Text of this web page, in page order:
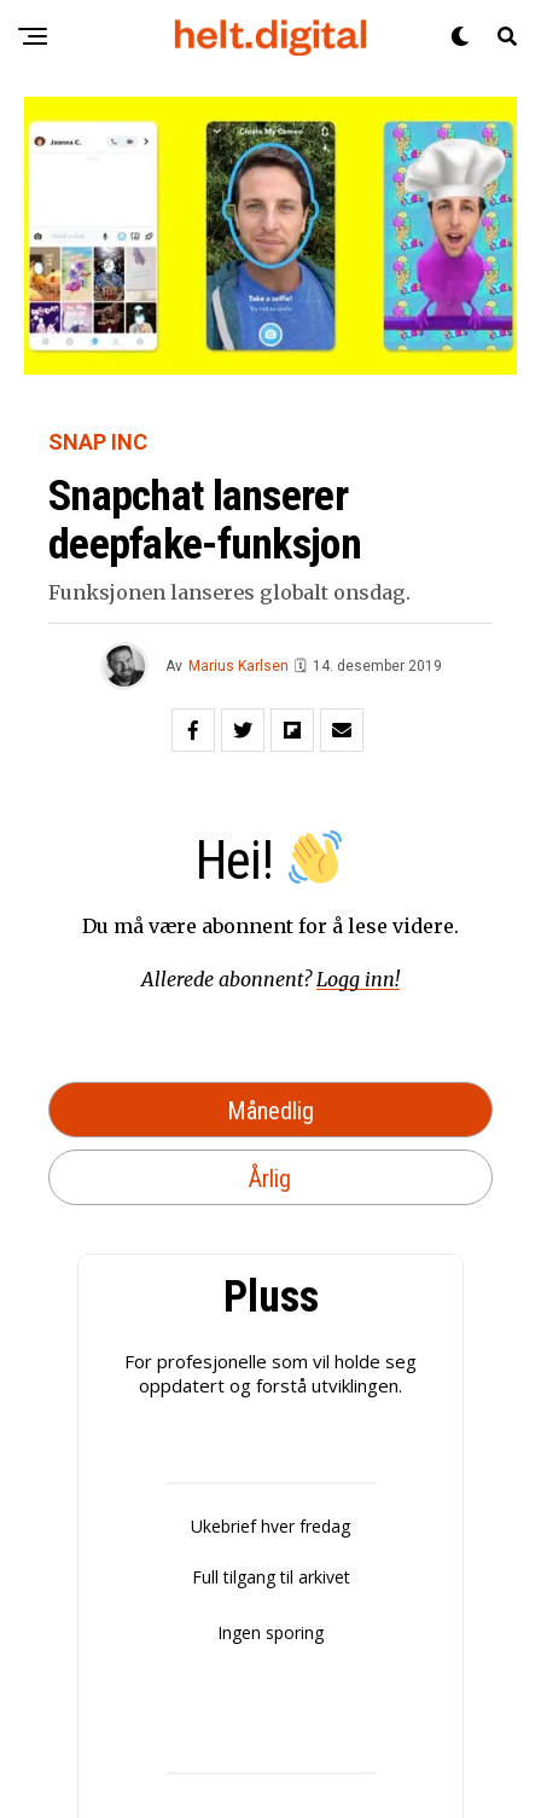
SNAP INC
Snapchat lanserer
deepfake-funksjon
Funksjonen lanseres globalt onsdag.
Av Marius Karlsen 🗓 14. desember 2019
Hei!
Du må være abonnent for å lese videre.
Allerede abonnent? Logg inn!
Månedlig
Årlig
Pluss
For profesjonelle som vil holde seg
oppdatert og forstå utviklingen.
Ukebrief hver fredag
Full tilgang til arkivet
Ingen sporing